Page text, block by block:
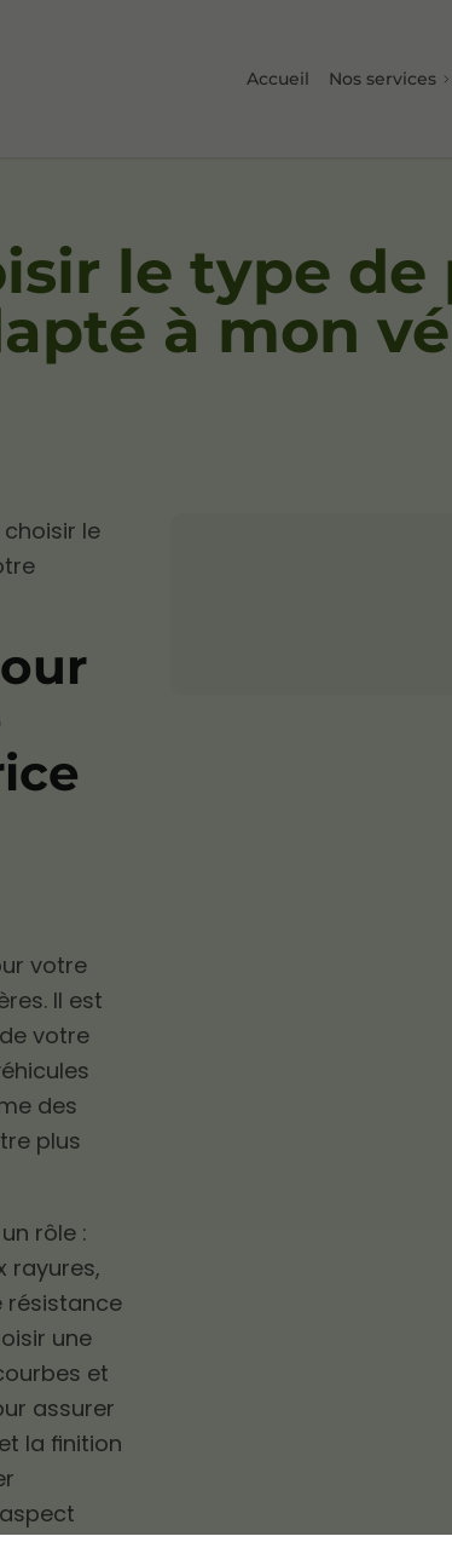
Accueil Nos services
le type de
à mon
le
votre
Il est
votre
des
plus
rôle :
rayures,
résistance
une
et
assurer
la finition